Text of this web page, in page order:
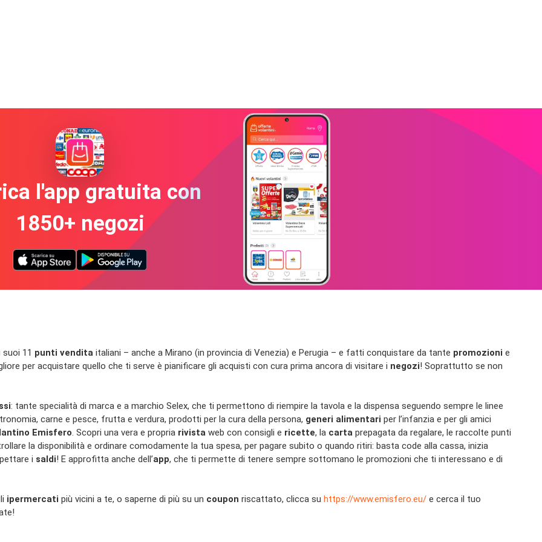
l'app gratuita con
1850+ negozi
11 punti vendita italiani – anche a Mirano (in provincia di Venezia) e Perugia – e fatti conquistare da tante promozioni e
per acquistare quello che ti serve è pianificare gli acquisti con cura prima ancora di visitare i negozi! Soprattutto se non
: tante specialità di marca e a marchio Selex, che ti permettono di riempire la tavola e la dispensa seguendo sempre le linee
carne e pesce, frutta e verdura, prodotti per la cura della persona, generi alimentari per l’infanzia e per gli amici
Emisfero. Scopri una vera e propria rivista web con consigli e ricette, la carta prepagata da regalare, le raccolte punti
la disponibilità e ordinare comodamente la tua spesa, per pagare subito o quando ritiri: basta code alla cassa, inizia
i saldi! E approfitta anche dell’app, che ti permette di tenere sempre sottomano le promozioni che ti interessano e di
ipermercati più vicini a te, o saperne di più su un coupon riscattato, clicca su https://www.emisfero.eu/ e cerca il tuo